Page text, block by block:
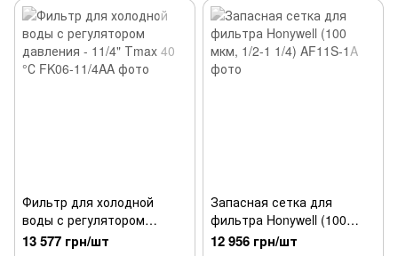
Фильтр для холодной
воды с регулятором
давления - 11/4" Тmax 40
13 577 грн/шт
Запасная сетка для
фильтра Honywell (100
мкм, 1/2-1 1/4)
12 956 грн/шт